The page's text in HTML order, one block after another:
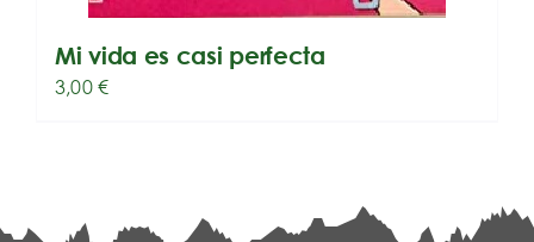
Mi vida es casi perfecta
3,00€